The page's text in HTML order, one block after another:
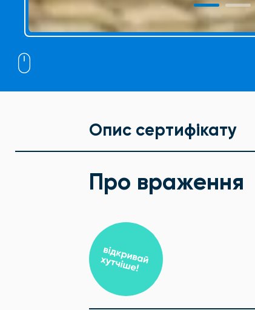
Опис сертифікату
Про враження